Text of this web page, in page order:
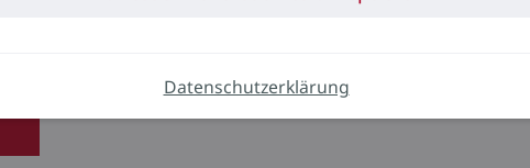
Datenschutzerklärung